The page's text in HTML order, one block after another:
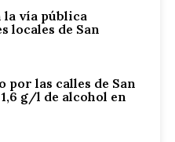
vía pública
locales de San
por las calles de San
g/l de alcohol en